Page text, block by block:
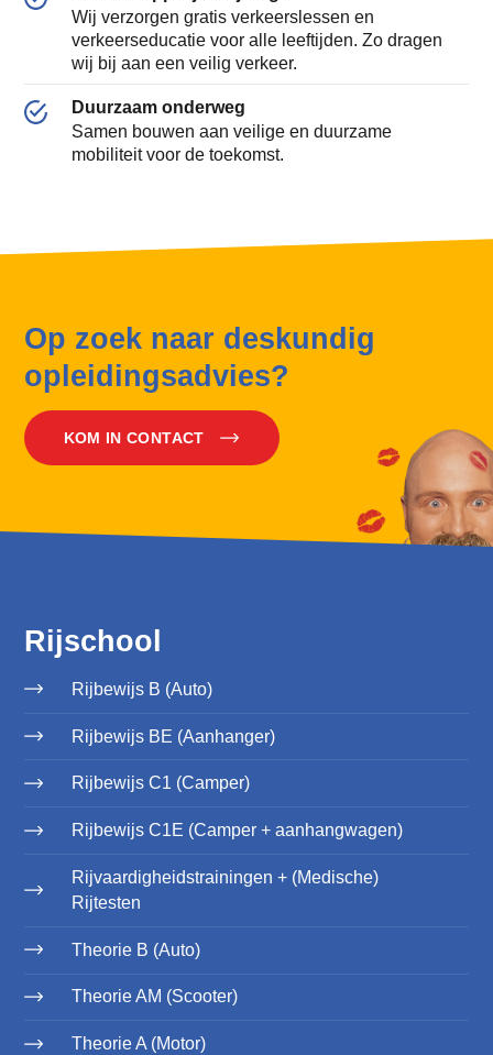
Wij verzorgen gratis verkeerslessen en
verkeerseducatie voor alle leeftijden. Zo dragen
wij bij aan een veilig verkeer.
Duurzaam onderweg
Samen bouwen aan veilige en duurzame
mobiliteit voor de toekomst.
Op zoek naar deskundig
opleidingsadvies?
KOM IN CONTACT
Rijschool
Rijbewijs B (Auto)
Rijbewijs BE (Aanhanger)
Rijbewijs C1 (Camper)
Rijbewijs C1E (Camper + aanhangwagen)
Rijvaardigheidstrainingen + (Medische)
Rijtesten
Theorie B (Auto)
Theorie AM (Scooter)
Theorie A (Motor)